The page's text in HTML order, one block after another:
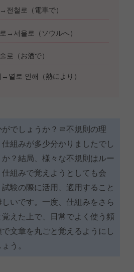
전철로（電車で）
→서울로（ソウルへ）
로（お酒で）
열로 인해（熱により）
がでしょうか？ㄹ不規則の理
仕組みが多少分かりましたでし
か？結局、様々な不規則はルー
仕組みで覚えようとしても会
試験の際に活用、適用すること
しいです。一度、仕組みをさら
覚えた上で、日常でよく使う頻
で文章を丸ごと覚えるようにし
う。